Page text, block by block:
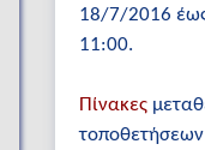
18/7/2016
11:00.
Πίνακες
τοποθετήσεων